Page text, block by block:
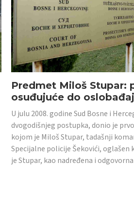
Predmet Miloš Stupar:
osuđujuće do
U julu 2008. godine Sud Bosne i
dvogodišnjeg postupka, donio je
kojom je Miloš Stupar, tadašnji
Specijalne policije Šekovići, oglašen
je Stupar, kao nadređena i